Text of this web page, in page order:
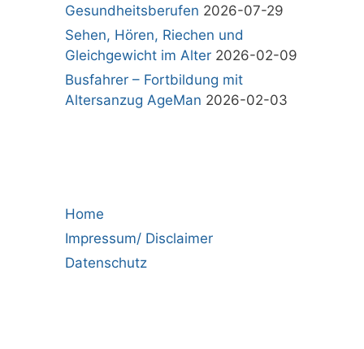
Gesundheitsberufen 2026-07-29
Sehen, Hören, Riechen und
Gleichgewicht im Alter 2026-02-09
Busfahrer – Fortbildung mit
Altersanzug AgeMan 2026-02-03
Home
Impressum/ Disclaimer
Datenschutz